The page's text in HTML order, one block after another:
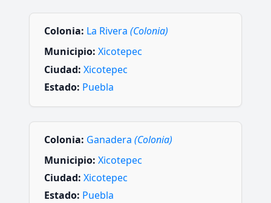
Colonia: La Rivera (Colonia)
Municipio: Xicotepec
Ciudad: Xicotepec
Estado: Puebla
Colonia: Ganadera (Colonia)
Municipio: Xicotepec
Ciudad: Xicotepec
Estado: Puebla